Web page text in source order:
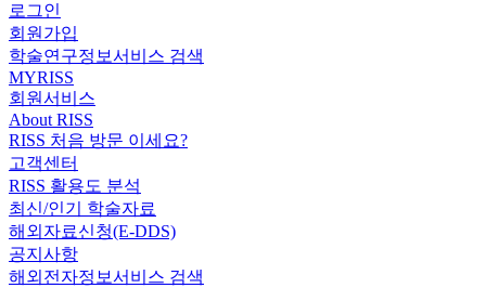
로그인
회원가입
학술연구정보서비스 검색
MYRISS
회원서비스
About RISS
RISS 처음 방문 이세요?
고객센터
RISS 활용도 분석
최신/인기 학술자료
해외자료신청(E-DDS)
공지사항
해외전자정보서비스 검색